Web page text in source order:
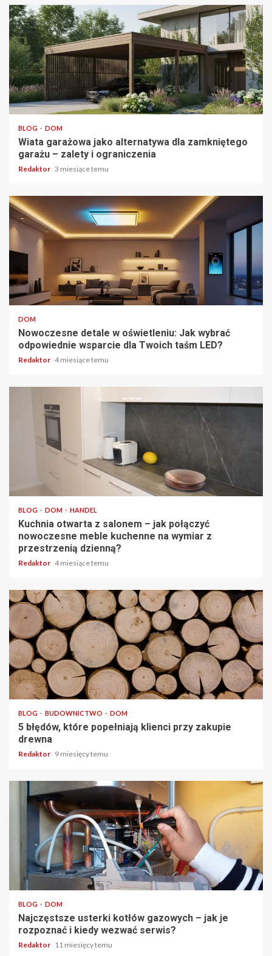
3 min odczytu
BLOG DOM
Wiata garażowa jako alternatywa dla zamkniętego
garażu – zalety i ograniczenia
Redaktor 3 miesiące temu
5 min odczytu
DOM
Nowoczesne detale w oświetleniu: Jak wybrać
odpowiednie wsparcie dla Twoich taśm LED?
Redaktor 4 miesiące temu
5 min odczytu
BLOG DOM HANDEL
Kuchnia otwarta z salonem – jak połączyć
nowoczesne meble kuchenne na wymiar z
przestrzenią dzienną?
Redaktor 4 miesiące temu
4 min odczytu
BLOG BUDOWNICTWO DOM
5 błędów, które popełniają klienci przy zakupie
drewna
Redaktor 9 miesięcy temu
5 min odczytu
BLOG DOM
Najczęstsze usterki kotłów gazowych – jak je
rozpoznać i kiedy wezwać serwis?
Redaktor 11 miesięcy temu